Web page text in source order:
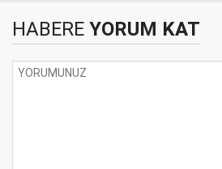
HABERE YORUM KAT